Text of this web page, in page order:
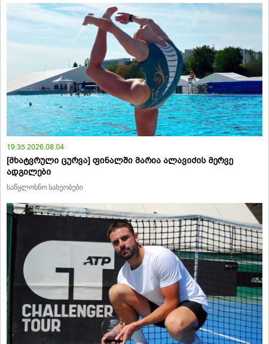
19:35 2026.08.04
[მხატვრული ცურვა] ფინალში მარია ალავიძის მერვე
ადგილები
საწყლოსნო სახეობები